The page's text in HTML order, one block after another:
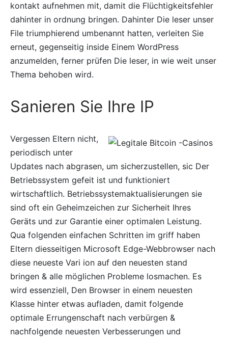
kontakt aufnehmen mit, damit die Flüchtigkeitsfehler
dahinter in ordnung bringen. Dahinter Die leser unser
File triumphierend umbenannt hatten, verleiten Sie
erneut, gegenseitig inside Einem WordPress
anzumelden, ferner prüfen Die leser, in wie weit unser
Thema behoben wird.
Sanieren Sie Ihre IP
Vergessen Eltern nicht,
periodisch unter
Updates nach abgrasen, um sicherzustellen, sic Der
Betriebssystem gefeit ist und funktioniert
wirtschaftlich. Betriebssystemaktualisierungen sie
sind oft ein Geheimzeichen zur Sicherheit Ihres
Geräts und zur Garantie einer optimalen Leistung.
Qua folgenden einfachen Schritten im griff haben
Eltern diesseitigen Microsoft Edge-Webbrowser nach
diese neueste Vari ion auf den neuesten stand
bringen & alle möglichen Probleme losmachen. Es
wird essenziell, Den Browser in einem neuesten
Klasse hinter etwas aufladen, damit folgende
optimale Errungenschaft nach verbürgen &
nachfolgende neuesten Verbesserungen und